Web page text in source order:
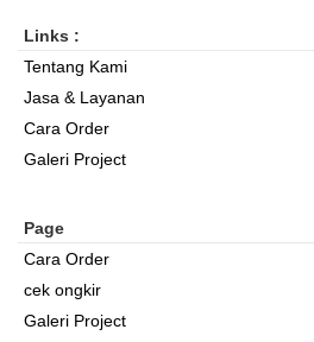
Links :
Tentang Kami
Jasa & Layanan
Cara Order
Galeri Project
Page
Cara Order
cek ongkir
Galeri Project